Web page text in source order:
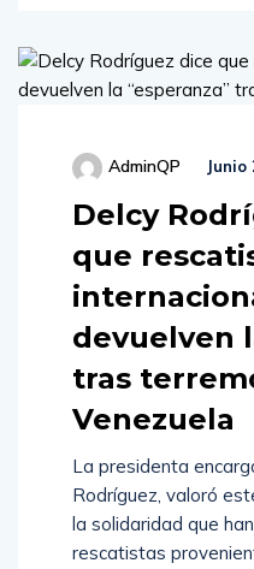
AdminQP Junio
Delcy
que
devuelven
tras
Venezuela
La presidenta
Rodríguez, valoró
la solidaridad que
rescatistas